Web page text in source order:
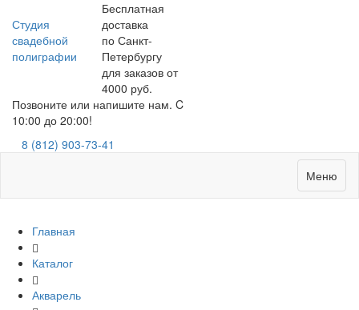
Студия
свадебной
полиграфии
Бесплатная
доставка
по Санкт-
Петербургу
для заказов от
4000 руб.
Позвоните или напишите нам. C
10:00 до 20:00!
8 (812) 903-73-41
Меню
Главная
Каталог
Акварель